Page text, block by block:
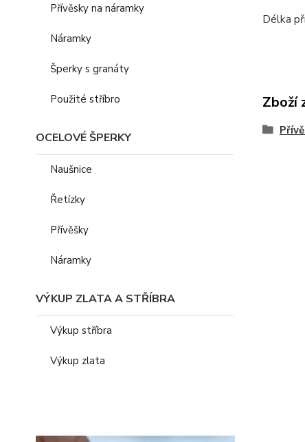
Přívěsky na náramky
Náramky
Šperky s granáty
Použité stříbro
OCELOVÉ ŠPERKY
Naušnice
Řetízky
Přívěšky
Náramky
VÝKUP ZLATA A STŘÍBRA
Výkup stříbra
Výkup zlata
Délka
Zboží